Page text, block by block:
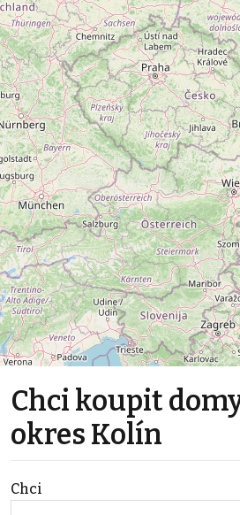
Chci koupit
okres Kolín
Chci